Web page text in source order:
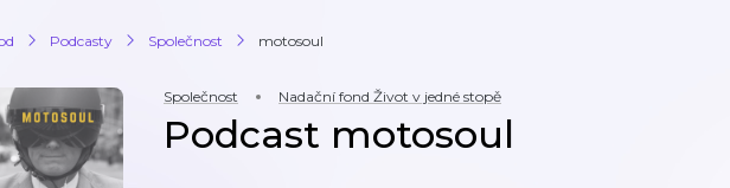
Podcasty Společnost motosoul
Společnost Nadační fond Život v jedné stopě
Podcast motosoul